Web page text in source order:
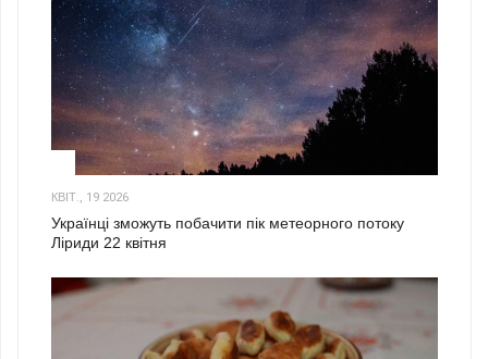
КВІТ., 19 2026
Українці зможуть побачити пік метеорного потоку
Ліриди 22 квітня